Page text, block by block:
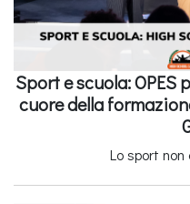
Sport e scuola:
cuore della
Lo sport